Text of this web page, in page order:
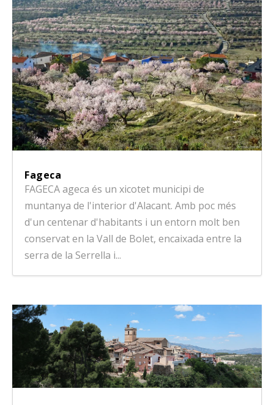
Fageca
FAGECA ageca és un xicotet municipi de
muntanya de l'interior d'Alacant. Amb poc més
d'un centenar d'habitants i un entorn molt ben
conservat en la Vall de Bolet, encaixada entre la
serra de la Serrella i...